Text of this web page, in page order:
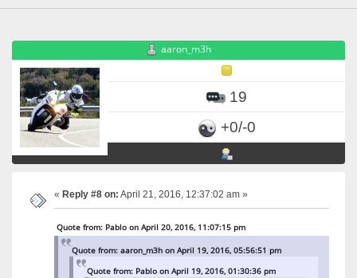
aaron_m3h
19
+0/-0
« Reply #8 on: April 21, 2016, 12:37:02 am »
Quote from: Pablo on April 20, 2016, 11:07:15 pm
Quote from: aaron_m3h on April 19, 2016, 05:56:51 pm
Quote from: Pablo on April 19, 2016, 01:30:36 pm